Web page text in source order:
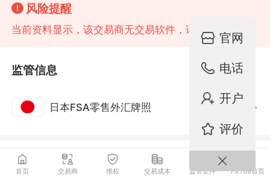
风险提醒
当前资料显示，该交易商无交易软件，请注意风险!
监管信息
日本FSA零售外汇牌照 监管中
最新动态
官网
电话
开户
评价
首页 交易商 维权 交易成本 监管证件 FX168首页